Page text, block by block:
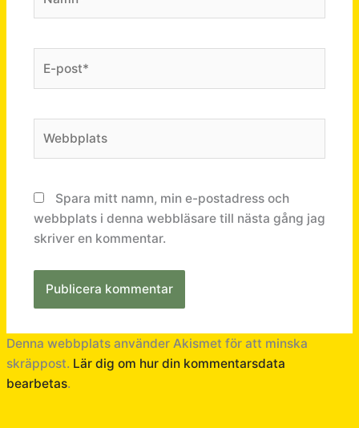
post*
Spara mitt namn, min e-postadress och
webbplats i denna webbläsare till nästa gång jag
skriver en kommentar.
Denna webbplats använder Akismet för att minska
skräppost. Lär dig om hur din kommentarsdata
bearbetas.